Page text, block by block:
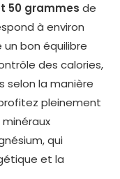
50 grammes de
à environ
bon équilibre
des calories,
selon la manière
pleinement
qui
et la